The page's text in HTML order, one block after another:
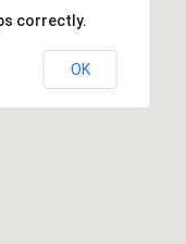
correctly.
OK